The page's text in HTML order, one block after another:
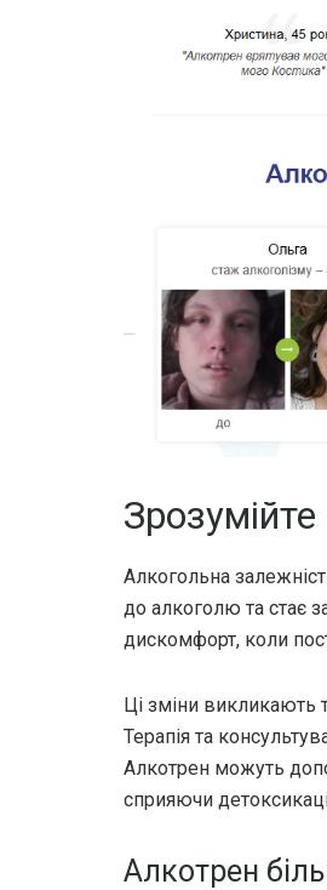
Алкогольна
до алкоголю та стає
дискомфорт, коли
Ці зміни викликають
Терапія та
Алкотрен можуть
сприяючи
Алкотрен